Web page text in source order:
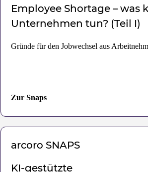
Employee Shortage – was
Unternehmen tun? (Teil I)
Gründe für den Jobwechsel aus
Zur Snaps
arcoro SNAPS
KI-gestützte